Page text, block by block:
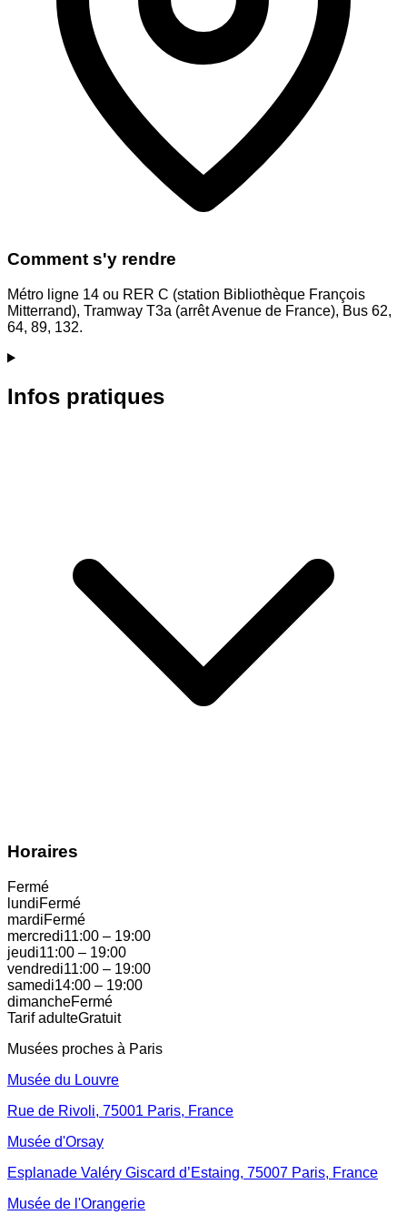
Comment s'y rendre
Métro ligne 14 ou RER C (station Bibliothèque François
Mitterrand), Tramway T3a (arrêt Avenue de France), Bus 62,
64, 89, 132.
Infos pratiques
Horaires
Fermé
lundiFermé
mardiFermé
mercredi11:00 – 19:00
jeudi11:00 – 19:00
vendredi11:00 – 19:00
samedi14:00 – 19:00
dimancheFermé
Tarif adulteGratuit
Musées proches à Paris
Musée du Louvre
Rue de Rivoli, 75001 Paris, France
Musée d'Orsay
Esplanade Valéry Giscard d’Estaing, 75007 Paris, France
Musée de l'Orangerie